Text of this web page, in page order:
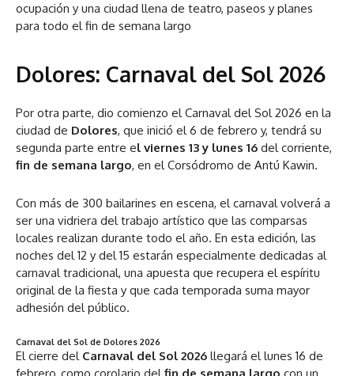
ocupación y una ciudad llena de teatro, paseos y planes
para todo el fin de semana largo
Dolores: Carnaval del Sol 2026
Por otra parte, dio comienzo el Carnaval del Sol 2026 en la
ciudad de Dolores, que inició el 6 de febrero y, tendrá su
segunda parte entre el viernes 13 y lunes 16 del corriente,
fin de semana largo, en el Corsódromo de Antú Kawin.
Con más de 300 bailarines en escena, el carnaval volverá a
ser una vidriera del trabajo artístico que las comparsas
locales realizan durante todo el año. En esta edición, las
noches del 12 y del 15 estarán especialmente dedicadas al
carnaval tradicional, una apuesta que recupera el espíritu
original de la fiesta y que cada temporada suma mayor
adhesión del público.
Carnaval del Sol de Dolores 2026
El cierre delCarnaval del Sol 2026 llegará el lunes 16 de